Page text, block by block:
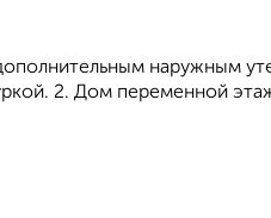
наружным
2. Дом переменной